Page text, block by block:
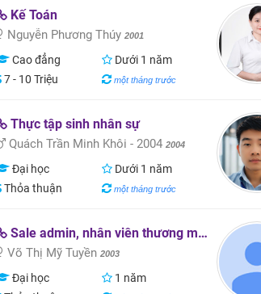
Kế Toán
Nguyễn Phương Thúy 2001
Cao đẳng
Dưới 1 năm
7 - 10 Triệu
một tháng trước
Thực tập sinh nhân sự
Quách Trần Minh Khôi - 2004 2004
Đại học
Dưới 1 năm
Thỏa thuận
một tháng trước
Sale admin, nhân viên thương mại điện tử, marketing
Võ Thị Mỹ Tuyền 2003
Đại học
1 năm